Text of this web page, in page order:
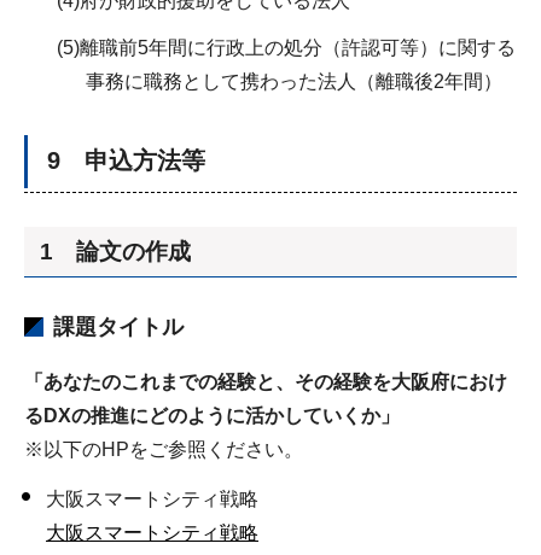
(5)離職前5年間に行政上の処分（許認可等）に関する
事務に職務として携わった法人（離職後2年間）
9 申込方法等
1 論文の作成
課題タイトル
「あなたのこれまでの経験と、その経験を大阪府におけ
るDXの推進にどのように活かしていくか」
※以下のHPをご参照ください。
大阪スマートシティ戦略
大阪スマートシティ戦略